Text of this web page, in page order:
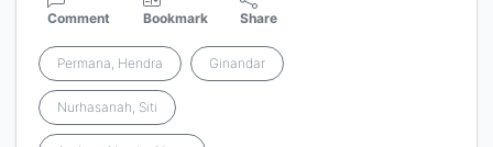
Comment Bookmark Share
Permana, Hendra Ginandar
Nurhasanah, Siti